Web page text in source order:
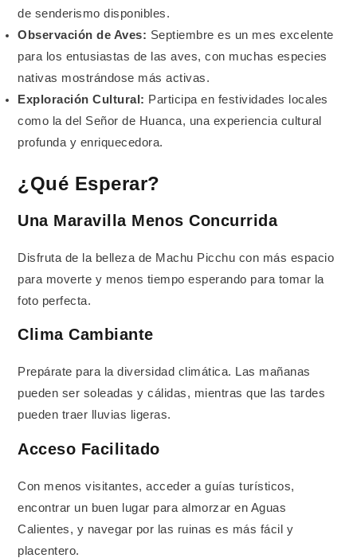
de senderismo disponibles.
Observación de Aves: Septiembre es un mes excelente
para los entusiastas de las aves, con muchas especies
nativas mostrándose más activas.
Exploración Cultural: Participa en festividades locales
como la del Señor de Huanca, una experiencia cultural
profunda y enriquecedora.
¿Qué Esperar?
Una Maravilla Menos Concurrida
Disfruta de la belleza de Machu Picchu con más espacio
para moverte y menos tiempo esperando para tomar la
foto perfecta.
Clima Cambiante
Prepárate para la diversidad climática. Las mañanas
pueden ser soleadas y cálidas, mientras que las tardes
pueden traer lluvias ligeras.
Acceso Facilitado
Con menos visitantes, acceder a guías turísticos,
encontrar un buen lugar para almorzar en Aguas
Calientes, y navegar por las ruinas es más fácil y
placentero.